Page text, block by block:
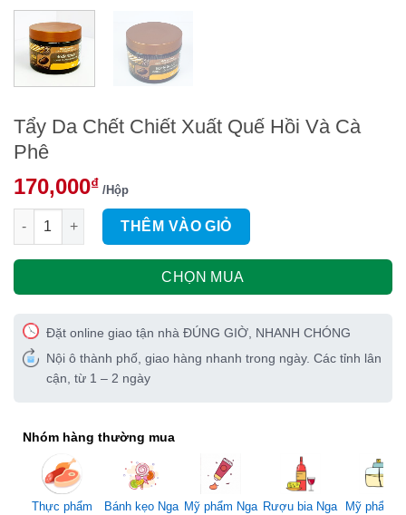
Tẩy Da Chết Chiết Xuất Quế Hồi Và Cà
Phê
170,000₫ /Hộp
Tẩy Da Chết Chiết Xuất Quế Hồi Và Cà Phê số lượng
THÊM VÀO GIỎ
CHỌN MUA
Đặt online giao tận nhà ĐÚNG GIỜ, NHANH CHÓNG
Nội ô thành phố, giao hàng nhanh trong ngày. Các tỉnh lân
cận, từ 1 – 2 ngày
Nhóm hàng thường mua
Thực phẩm
Bánh kẹo Nga Mỹ phẩm Nga Rượu bia Nga Mỹ phẩm